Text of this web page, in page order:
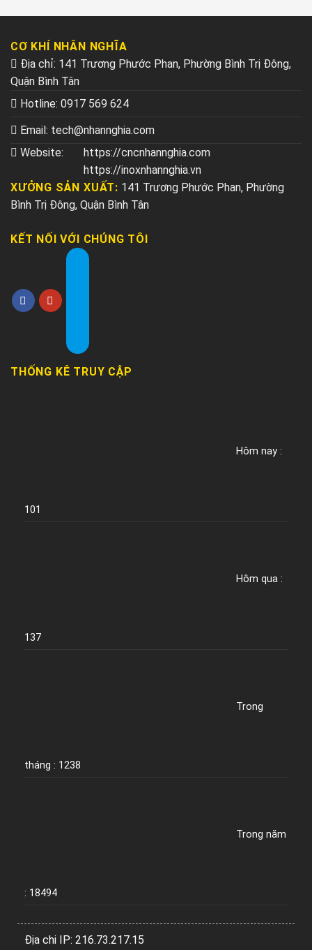
CƠ KHÍ NHÂN NGHĨA
Địa chỉ: 141 Trương Phước Phan, Phường Bình Trị Đông,
Quận Bình Tân
Hotline: 0917 569 624
Email: tech@nhannghia.com
Website:
https://cncnhannghia.com
https://inoxnhannghia.vn
XƯỞNG SẢN XUẤT: 141 Trương Phước Phan, Phường
Bình Trị Đông, Quận Bình Tân
KẾT NỐI VỚI CHÚNG TÔI
THỐNG KÊ TRUY CẬP
Hôm nay :
101
Hôm qua :
137
Trong
tháng : 1238
Trong năm
: 18494
Địa chi IP: 216.73.217.15